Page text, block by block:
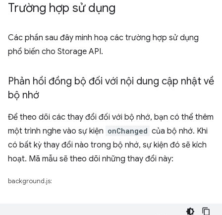
Trường hợp sử dụng
Các phần sau đây minh hoạ các trường hợp sử dụng
phổ biến cho Storage API.
Phản hồi đồng bộ đối với nội dung cập nhật về
bộ nhớ
Để theo dõi các thay đổi đối với bộ nhớ, bạn có thể thêm
một trình nghe vào sự kiện onChanged của bộ nhớ. Khi
có bất kỳ thay đổi nào trong bộ nhớ, sự kiện đó sẽ kích
hoạt. Mã mẫu sẽ theo dõi những thay đổi này:
background.js: